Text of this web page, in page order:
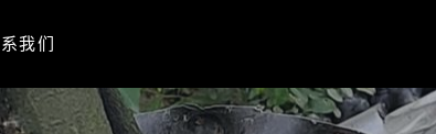
我们